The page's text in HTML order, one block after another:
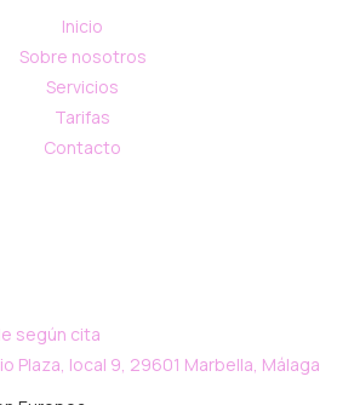
Inicio
Sobre nosotros
Servicios
Tarifas
Contacto
según cita
Plaza, local 9, 29601 Marbella, Málaga